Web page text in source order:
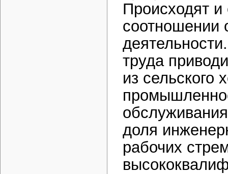
Происходят и
соотношении
труда
из сельского
доля
рабочих